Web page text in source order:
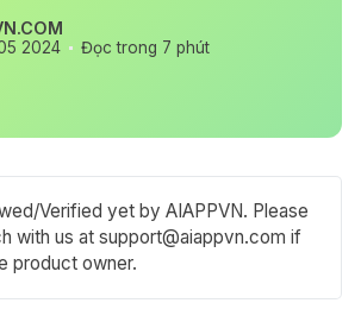
2024 Đọc trong 7 phút
Verified yet by AIAPPVN. Please
with us atsupport@aiappvn.com if
product owner.